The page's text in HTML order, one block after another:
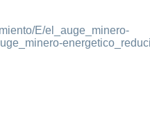
E/el_auge_minero-